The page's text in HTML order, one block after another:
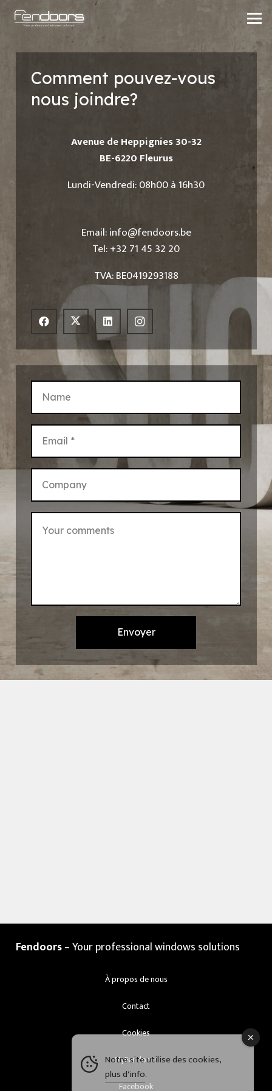
Comment pouvez-vous
nous joindre?
Avenue de Heppignies 30-32
BE-6220 Fleurus
Lundi-Vendredi: 08h00 à 16h30
Email:info@fendoors.be
Tel: +32 71 45 32 20
TVA: BE0419293188
Envoyer
Fendoors– Your professional windows solutions
À propos de nous
Contact
Cookies
MyFendoors
Facebook
Notre site utilise des cookies,
plus d'info.